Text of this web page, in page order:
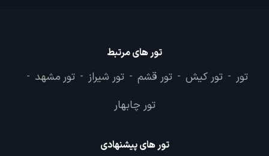
تور های مرتبط
تور - تور کیش - تور قشم - تور شیراز - تور مشهد -
تور چابهار
تور های پیشنهادی